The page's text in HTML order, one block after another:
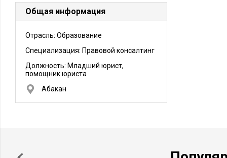
Общая информация
Отрасль: Образование
Специализация: Правовой консалтинг
Должность: Младший юрист,
помощник юриста
Абакан